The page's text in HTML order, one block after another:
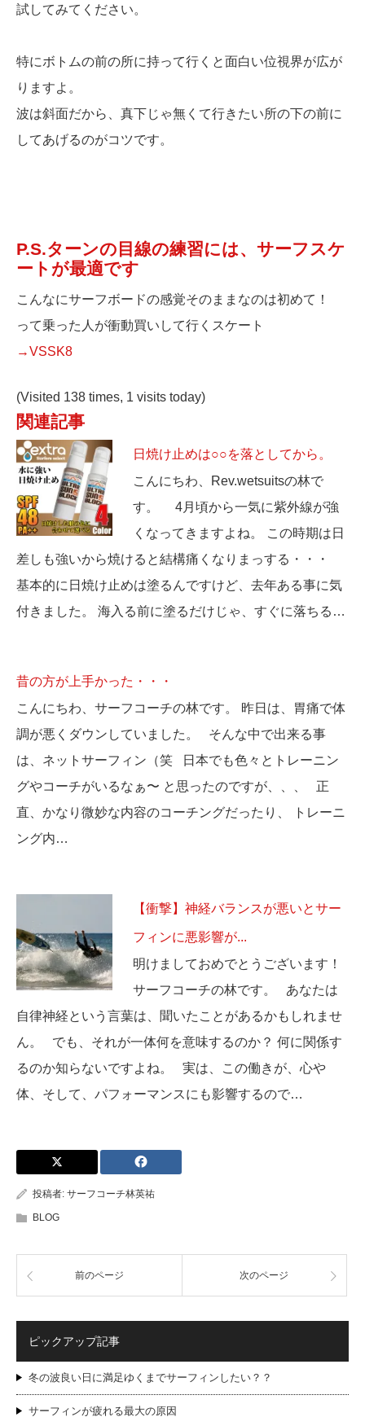
試してみてください。
特にボトムの前の所に持って行くと面白い位視界が広が
りますよ。
波は斜面だから、真下じゃ無くて行きたい所の下の前に
してあげるのがコツです。
P.S.ターンの目線の練習には、サーフスケ
ートが最適です
こんなにサーフボードの感覚そのままなのは初めて！
って乗った人が衝動買いして行くスケート
→VSSK8
(Visited 138 times, 1 visits today)
関連記事
日焼け止めは○○を落としてから。
こんにちわ、Rev.wetsuitsの林で
す。 4月頃から一気に紫外線が強
くなってきますよね。 この時期は日
差しも強いから焼けると結構痛くなりまっする・・・
基本的に日焼け止めは塗るんですけど、去年ある事に気
付きました。 海入る前に塗るだけじゃ、すぐに落ちる…
昔の方が上手かった・・・
こんにちわ、サーフコーチの林です。 昨日は、胃痛で体
調が悪くダウンしていました。 そんな中で出来る事
は、ネットサーフィン（笑 日本でも色々とトレーニン
グやコーチがいるなぁ〜 と思ったのですが、、、 正
直、かなり微妙な内容のコーチングだったり、 トレーニ
ング内…
【衝撃】神経バランスが悪いとサー
フィンに悪影響が...
明けましておめでとうございます！
サーフコーチの林です。 あなたは
自律神経という言葉は、聞いたことがあるかもしれませ
ん。 でも、それが一体何を意味するのか？ 何に関係す
るのか知らないですよね。 実は、この働きが、心や
体、そして、パフォーマンスにも影響するので…
投稿者: サーフコーチ林英祐
BLOG
前のページ 次のページ
ピックアップ記事
冬の波良い日に満足ゆくまでサーフィンしたい？？
サーフィンが疲れる最大の原因